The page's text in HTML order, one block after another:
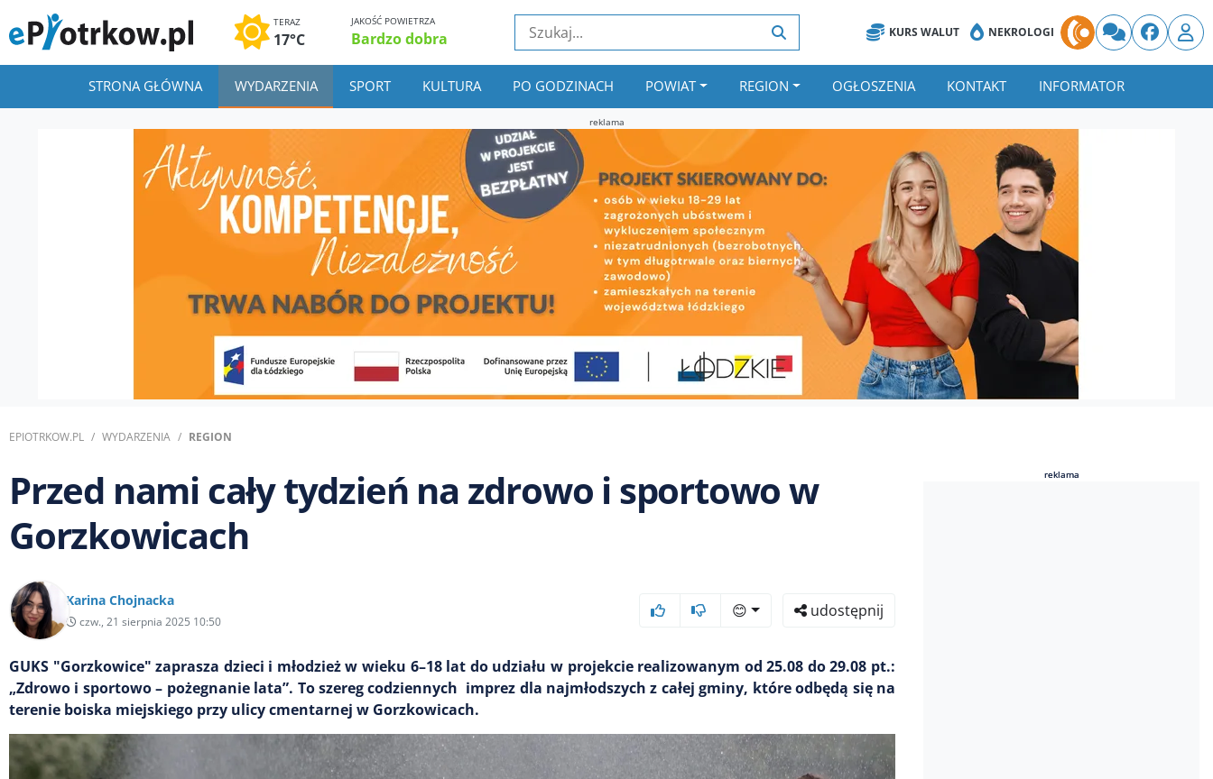
TERAZ
17°C
JAKOŚĆ POWIETRZA
Bardzo dobra KURS WALUT NEKROLOGI
STRONA GŁÓWNA WYDARZENIA SPORT KULTURA PO GODZINACH POWIAT REGION OGŁOSZENIA KONTAKT INFORMATOR
reklama
EPIOTRKOW.PL WYDARZENIA REGION
Przed nami cały tydzień na zdrowo i sportowo w
Gorzkowicach
Karina Chojnacka
czw., 21 sierpnia 2025 10:50
😊 udostępnij
GUKS "Gorzkowice" zaprasza dzieci i młodzież w wieku 6–18 lat do udziału w projekcie realizowanym od 25.08 do 29.08 pt.:
„Zdrowo i sportowo – pożegnanie lata”. To szereg codziennych imprez dla najmłodszych z całej gminy, które odbędą się na
terenie boiska miejskiego przy ulicy cmentarnej w Gorzkowicach.
reklama
reklama